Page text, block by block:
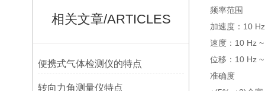
相关文章/ARTICLES
便携式气体检测仪的特点
转向力角测量仪特点
频率范围
加速度：10
速度：10 Hz
位移：10 Hz
准确度